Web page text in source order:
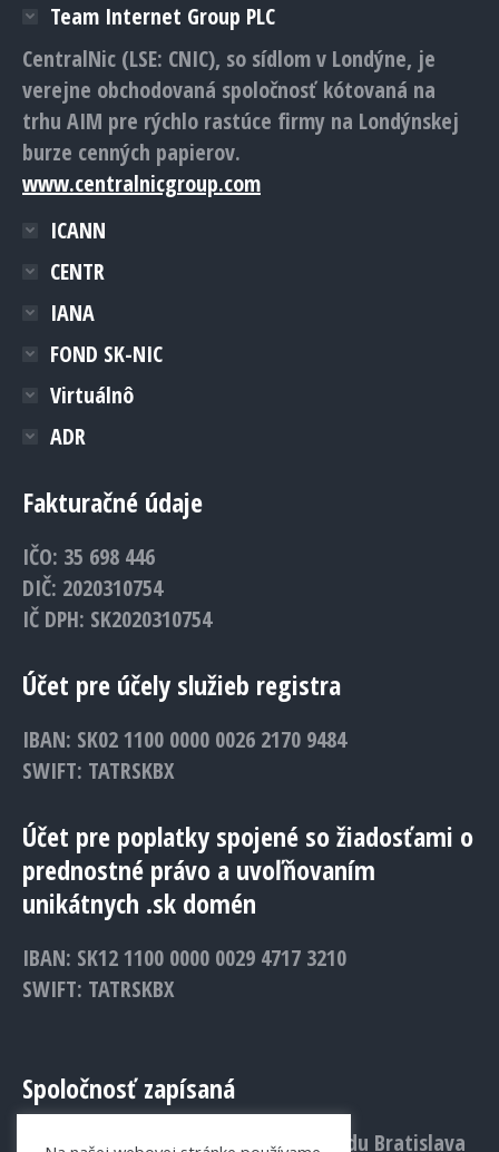
Team Internet Group PLC
CentralNic (LSE: CNIC), so sídlom v Londýne, je
verejne obchodovaná spoločnosť kótovaná na
trhu AIM pre rýchlo rastúce firmy na Londýnskej
burze cenných papierov.
www.centralnicgroup.com
ICANN
CENTR
IANA
FOND SK-NIC
Virtuálnô
ADR
Fakturačné údaje
IČO: 35 698 446
DIČ: 2020310754
IČ DPH: SK2020310754
Účet pre účely služieb registra
IBAN: SK02 1100 0000 0026 2170 9484
SWIFT: TATRSKBX
Účet pre poplatky spojené so žiadosťami o
prednostné právo a uvoľňovaním
unikátnych .sk domén
IBAN: SK12 1100 0000 0029 4717 3210
SWIFT: TATRSKBX
Spoločnosť zapísaná
v Obchodnom registri Mestského súdu Bratislava